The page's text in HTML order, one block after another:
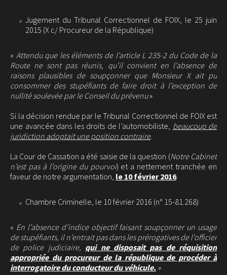
Jugement du Tribunal Correctionnel de FOIX, le 25 juin
2015 (X c/ Procureur de la République)
« Attendu que les éléments de l’article L 235-2 du Code de la
Route ne sont pas réunis, qu’il convient en l’absence de
raisons plausibles de soupçonner que Monsieur X ait pu
consommer des stupéfiants de faire droit à l’exception de
nullité soulevée par le Conseil du prévenu»
Si la décision rendue par le Tribunal Correctionnel de FOIX est
une avancée dans les droits de l’automobiliste, beaucoup de
juridiction adoptait une position contraire.
La Cour de Cassation a été saisie de la question (Notre Cabinet
n’est pas à l’origine du pourvoi) et a nettement tranchée en
faveur de notre argumentation, le 10 février 2016.
Chambre Criminelle, le 10 février 2016 (n° 15-81.268)
« En l’absence d’indice objectif faisant soupçonner un usage
de stupéfiants, il n’entrait pas dans les prérogatives de l’officier
de police judiciaire, qui ne disposait pas de réquisition
appropriée du procureur de la république de procéder à
interrogatoire du conducteur du véhicule. »